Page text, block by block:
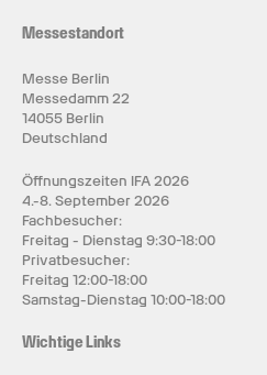
Messestandort
Messe Berlin
Messedamm 22
14055 Berlin
Deutschland
Öffnungszeiten IFA 2026
4.-8. September 2026
Fachbesucher:
Freitag - Dienstag 9:30-18:00
Privatbesucher:
Freitag 12:00-18:00
Samstag-Dienstag 10:00-18:00
Wichtige Links